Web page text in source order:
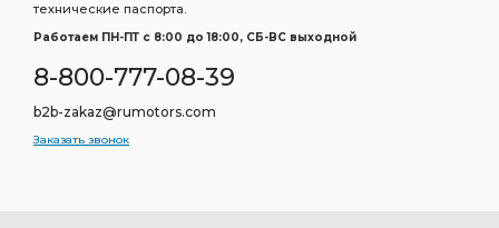
РАЗДАТОЧНОЙ КОРОБКИ
МЕХАНИЗМ РУЛЕВОГО ПЕРЕДНЕЙ РЕССОРЫ
БАКА АЗ УРАЛ ПОДОГРЕВАТЕЛЯ АЗ УРАЛ
технические паспорта.
Работаем ПН-ПТ c 8:00 до 18:00, СБ-ВС выходной
8-800-777-08-39
b2b-zakaz@rumotors.com
Заказать звонок